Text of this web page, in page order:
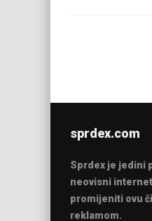
sprdex.com
Sprdex je jedini
neovisni
promijeniti ovu
reklamom.